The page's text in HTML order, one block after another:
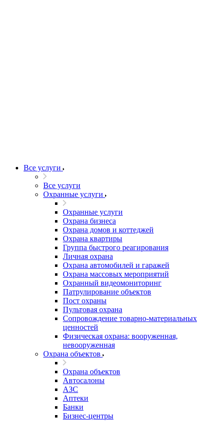
Все услуги
Все услуги
Охранные услуги
Охранные услуги
Охрана бизнеса
Охрана домов и коттеджей
Охрана квартиры
Группа быстрого реагирования
Личная охрана
Охрана автомобилей и гаражей
Охрана массовых мероприятий
Охранный видеомониторинг
Патрулирование объектов
Пост охраны
Пультовая охрана
Сопровождение товарно-материальных
ценностей
Физическая охрана: вооруженная,
невооруженная
Охрана объектов
Охрана объектов
Автосалоны
АЗС
Аптеки
Банки
Бизнес-центры